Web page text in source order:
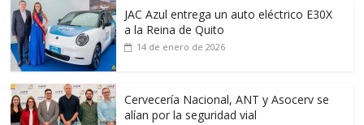
JAC Azul entrega un auto eléctrico E30X
a la Reina de Quito
14 de enero de 2026
Cervecería Nacional, ANT y Asocerv se
alían por la seguridad vial